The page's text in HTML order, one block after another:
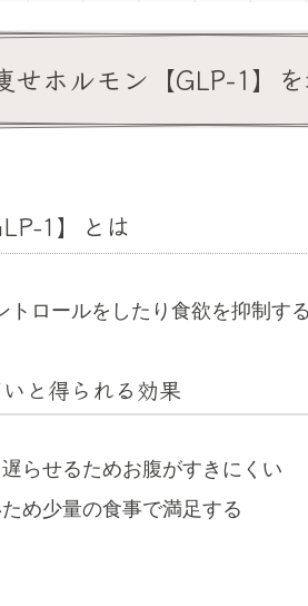
せホルモン【GLP-1】
1】とは
ロールをしたり食欲を抑制す
と得られる効果
らせるためお腹がすきにくい
め少量の食事で満足する